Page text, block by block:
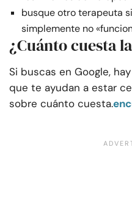
busque otro terapeuta
simplemente no
¿Cuánto cuesta
Si buscas en Google,
que te ayudan a estar
sobre cuánto cuesta.